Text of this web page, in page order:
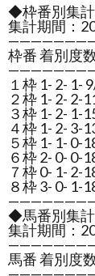
◆枠番別集計
集計期間：
枠番 着別度
１枠 1- 2- 1-
２枠 1- 2- 2-
３枠 1- 2- 1-
４枠 1- 2- 3-
５枠 1- 1- 0-
６枠 2- 0- 0-
７枠 0- 1- 2-
８枠 3- 0- 1-
◆馬番別集計
集計期間：
馬番 着別度